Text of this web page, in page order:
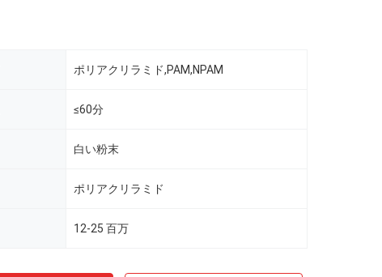
ポリアクリラミド,PAM,NPAM
≤60分
白い粉末
ポリアクリラミド
12-25 百万